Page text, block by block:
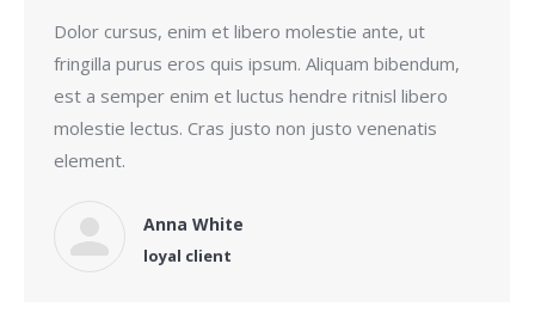
Dolor cursus, enim et libero molestie ante, ut
fringilla purus eros quis ipsum. Aliquam bibendum,
est a semper enim et luctus hendre ritnisl libero
molestie lectus. Cras justo non justo venenatis
element.
Anna White
loyal client